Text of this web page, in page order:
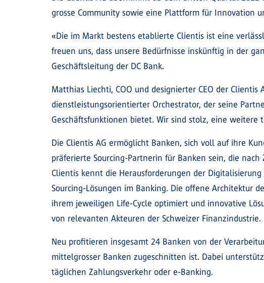
grosse Community sowie eine Plattform für Innovation
«Die im Markt bestens etablierte Clientis ist eine
freuen uns, dass unsere Bedürfnisse inskünftig in der
Geschäftsleitung der DC Bank.
Matthias Liechti, COO und designierter CEO der
dienstleistungsorientierter Orchestrator, der seine
Geschäftsfunktionen bietet. Wir sind stolz, eine
Die Clientis AG ermöglicht Banken, sich voll auf ihre
präferierte Sourcing-Partnerin für Banken sein, die
Clientis kennt die Herausforderungen der
Sourcing-Lösungen im Banking. Die offene Architektur
ihrem jeweiligen Life-Cycle optimiert und innovative
von relevanten Akteuren der Schweizer Finanzindustrie.
Neu profitieren insgesamt 24 Banken von der
mittelgrosser Banken zugeschnitten ist. Dabei
täglichen Zahlungsverkehr oder e-Banking.